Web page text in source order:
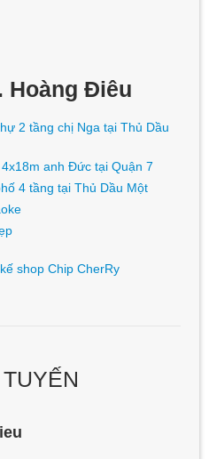
Hoàng Điêu
2 tầng chị Nga tại Thủ Dầu
anh Đức tại Quận 7
4 tầng tại Thủ Dầu Một
shop Chip CherRy